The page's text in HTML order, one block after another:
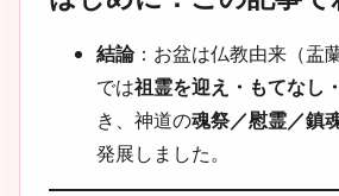
結論：お盆は仏教由来（盂
では祖霊を迎え・もてなし
き、神道の魂祭／慰霊／鎮
発展しました。